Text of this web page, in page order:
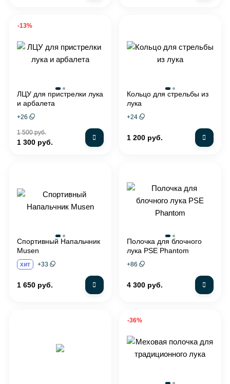
-13%
ЛЦУ для пристрелки лука
и арбалета
+26
1 500 руб.
1 300 руб.
Кольцо для стрельбы из
лука
+24
1 200 руб.
Спортивный Напальчник
Musen
хит +33
1 650 руб.
Полочка для блочного
лука PSE Phantom
+86
4 300 руб.
-36%